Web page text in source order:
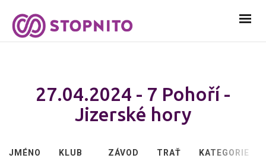
27.04.2024 - 7 Pohoří -
Jizerské hory
JMÉNO KLUB ZÁVOD TRAŤ KATEGORIE